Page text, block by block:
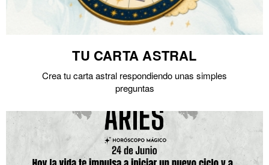
TU CARTA ASTRAL
Crea tu carta astral respondiendo unas simples
preguntas